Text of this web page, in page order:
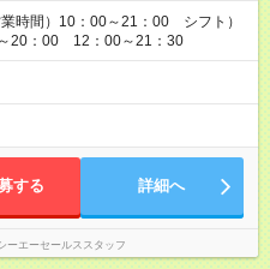
間）10：00～21：00 シフト）
20：00 12：00～21：30
する 詳細へ
ーエーセールススタッフ